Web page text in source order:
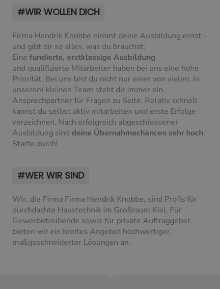
#WIR WOLLEN DICH
Firma Hendrik Knobbe nimmt deine Ausbildung ernst –
und gibt dir so alles, was du brauchst:
Eine fundierte, erstklassige Ausbildung
und qualifizierte Mitarbeiter haben bei uns eine hohe
Priorität. Bei uns bist du nicht nur einer von vielen. In
unserem kleinen Team steht dir immer ein
Ansprechpartner für Fragen zu Seite. Relativ schnell
kannst du selbst aktiv mitarbeiten und erste Erfolge
verzeichnen. Nach erfolgreich abgeschlossener
Ausbildung sind deine Übernahmechancen sehr hoch.
Starte durch!
#WER WIR SIND
Wir, die Firma Firma Hendrik Knobbe, sind Profis für
durchdachte Haustechnik im Großraum Kiel. Für
Gewerbetreibende sowie für private Auftraggeber
bieten wir ein breites Angebot hochwertiger,
maßgeschneiderter Lösungen an.